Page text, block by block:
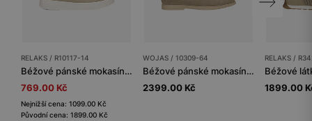
RELAKS / R10117-14
Béžové pánské mokasíny RELAKS z materiálu MicroPOLYtex
769.00 Kč
Nejnižší cena: 1099.00 Kč
Původní cena: 1899.00 Kč
WOJAS / 10309-64
Béžové pánské mokasíny ze štípenky
2399.00 Kč
RELAKS /
1899.00